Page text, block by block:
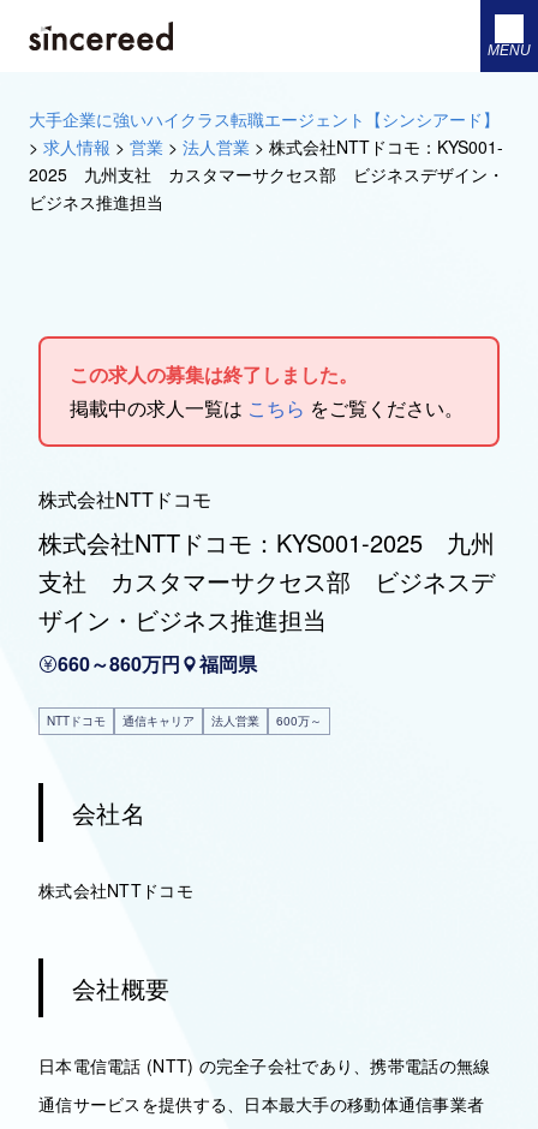
MENU
大手企業に強いハイクラス転職エージェント【シンシアード】
> 求人情報 > 営業 > 法人営業 > 株式会社NTTドコモ：KYS001-
2025 九州支社 カスタマーサクセス部 ビジネスデザイン・
ビジネス推進担当
この求人の募集は終了しました。
掲載中の求人一覧は こちら をご覧ください。
株式会社NTTドコモ
株式会社NTTドコモ：KYS001-2025 九州
支社 カスタマーサクセス部 ビジネスデ
ザイン・ビジネス推進担当
660～860万円 福岡県
NTTドコモ 通信キャリア 法人営業 600万～
会社名
株式会社NTTドコモ
会社概要
日本電信電話 (NTT) の完全子会社であり、携帯電話の無線
通信サービスを提供する、日本最大手の移動体通信事業者